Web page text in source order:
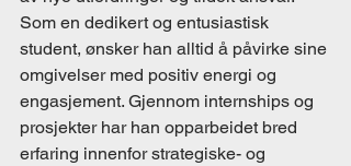
Som en dedikert og entusiastisk
student, ønsker han alltid å påvirke sine
omgivelser med positiv energi og
engasjement. Gjennom internships og
prosjekter har han opparbeidet bred
erfaring innenfor strategiske- og